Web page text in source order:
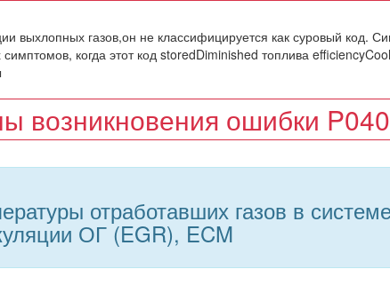
выхлопных газов,он не классифицируется как суровый код.
когда этот код storedDiminished топлива
возникновения ошибки
отработавших газов в
ОГ (EGR), ECM